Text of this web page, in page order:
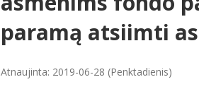
paramą atsiimti
Atnaujinta: 2019-06-28 (Penktadienis)